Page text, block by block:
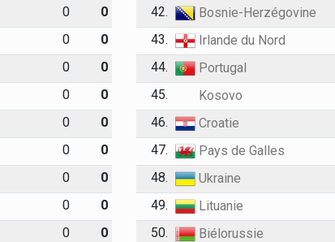
0
0
0
0
0
0
0
0
0
0
0
0
0
0
0
0
0
0
42.
Bosnie-Herzégovine
43.
Irlande du Nord
44.
Portugal
45.
Kosovo
46.
Croatie
47.
Pays de Galles
48.
Ukraine
49.
Lituanie
50.
Biélorussie